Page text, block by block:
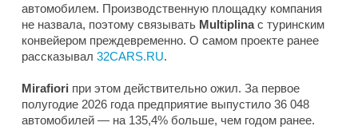
автомобилем. Производственную площадку компания
не назвала, поэтому связывать Multiplinaс туринским
конвейером преждевременно. О самом проекте ранее
рассказывал 32CARS.RU.
Mirafiori при этом действительно ожил. За первое
полугодие 2026 года предприятие выпустило 36 048
автомобилей — на 135,4% больше, чем годом ранее.